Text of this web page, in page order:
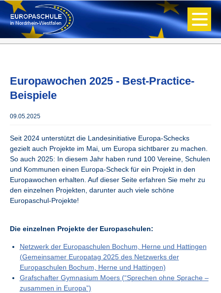
Europawochen 2025 - Best-Practice-
Beispiele
09.05.2025
Seit 2024 unterstützt die Landesinitiative Europa-Schecks
gezielt auch Projekte im Mai, um Europa sichtbarer zu machen.
So auch 2025: In diesem Jahr haben rund 100 Vereine, Schulen
und Kommunen einen Europa-Scheck für ein Projekt in den
Europawochen erhalten. Auf dieser Seite erfahren Sie mehr zu
den einzelnen Projekten, darunter auch viele schöne
Europaschul-Projekte!
Die einzelnen Projekte der Europaschulen:
Netzwerk der Europaschulen Bochum, Herne und Hattingen
(Gemeinsamer Europatag 2025 des Netzwerks der
Europaschulen Bochum, Herne und Hattingen)
Grafschafter Gymnasium Moers (“Sprechen ohne Sprache –
zusammen in Europa”)